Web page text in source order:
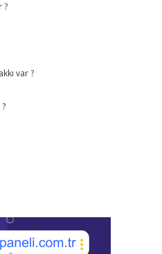
?
var ?